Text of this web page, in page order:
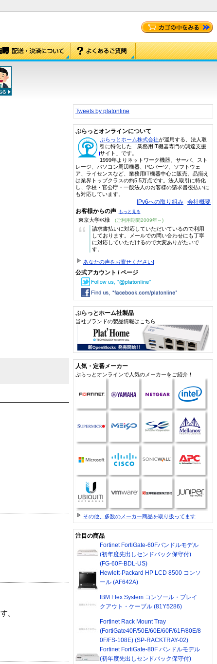
。
Tweets by platonline
ぷらっとオンラインについて
ぷらっとホーム株式会社が運用する、法人取
引に特化した「業務用IT機器専門の調達支援
サイト」です。
1999年よりネットワーク機器、サーバ、スト
レージ、パソコン周辺機器、PCパーツ、ソフトウェ
ア、ライセンスなど、業務用IT機器中心に販売。品揃え
は業界トップクラスの約5.5万点です。法人取引に特化
し、学校・官公庁・一般法人のお客様の請求書後払いに
も対応しています。
IPv6への取り組み 会社概要
お客様からの声 もっと見る
東京大学/K様 (ご利用期間2009年～)
“
請求書払いに対応していただいているので利用
しております。メールでの問い合わせにも丁寧
に対応していただけるので大変ありがたいで
す。
あなたの声をお寄せください!
公式アカウント / ページ
ぷらっとホーム社製品
当社ブランドの製品情報はこちら
人気・定番メーカー
ぷらっとオンラインで人気のメーカーをご紹介！
その他、多数のメーカー商品を取り扱ってます
注目の商品
Fortinet FortiGate-60Fバンドルモデル
(初年度先出しセンドバック保守付)
(FG-60F-BDL-US)
Hewlett-Packard HP LCD 8500 コンソ
ール (AF642A)
IBM Flex System コンソール・ブレイ
クアウト・ケーブル (81Y5286)
Fortinet Rack Mount Tray
(FortiGate40F/50E/60E/60F/61F/80E/8
0F/FS-108E) (SP-RACKTRAY-02)
Fortinet FortiGate-80F バンドルモデル
(初年度先出しセンドバック保守付)